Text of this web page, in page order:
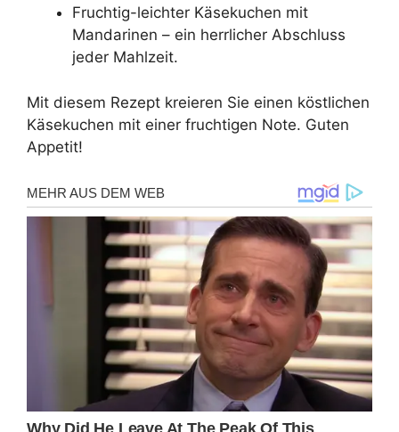
Fruchtig-leichter Käsekuchen mit
Mandarinen – ein herrlicher Abschluss
jeder Mahlzeit.
Mit diesem Rezept kreieren Sie einen köstlichen
Käsekuchen mit einer fruchtigen Note. Guten
Appetit!